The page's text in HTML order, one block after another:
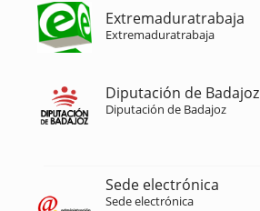
Extremaduratrabaja
Extremaduratrabaja
Diputación de Badajoz
Diputación de Badajoz
Sede electrónica
Sede electrónica